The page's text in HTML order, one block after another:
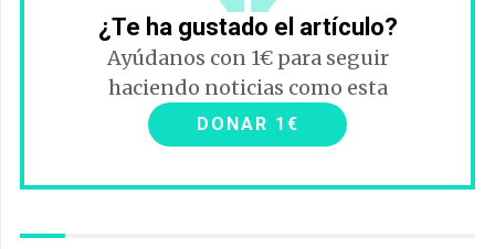
¿Te ha gustado el artículo?
Ayúdanos con 1€ para seguir
haciendo noticias como esta
DONAR 1€